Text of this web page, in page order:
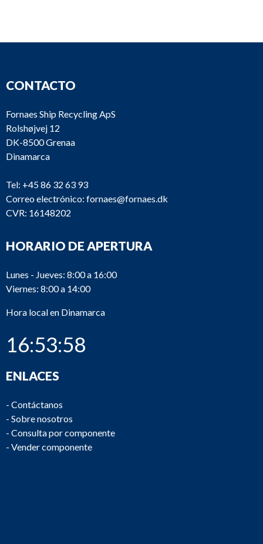
CONTACTO
Fornaes Ship Recycling ApS
Rolshøjvej 12
DK-8500 Grenaa
Dinamarca
Tel: +45 86 32 63 93
Correo electrónico: fornaes@fornaes.dk
CVR: 16148202
HORARIO DE APERTURA
Lunes - Jueves: 8:00 a 16:00
Viernes: 8:00 a 14:00
Hora local en Dinamarca
16:53:58
ENLACES
- Contáctanos
- Sobre nosotros
- Consulta por componente
- Vender componente